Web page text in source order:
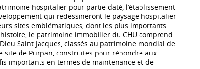
hospitalier pour partie daté, l’établissement
qui redessineront le paysage hospitalier
sites emblématiques, dont les plus importants
le patrimoine immobilier du CHU comprend
Saint Jacques, classés au patrimoine mondial de
site de Purpan, construites pour répondre aux
importants en termes de maintenance et de